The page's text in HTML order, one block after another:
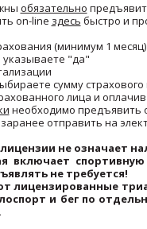
обязательно
on-line здесь быстро и
(минимум 1 месяц)
указываете "да"
сумму
лица и
необходимо предъявить
отправить на
не означает
включает
не требуется!
лицензированные
и бег по